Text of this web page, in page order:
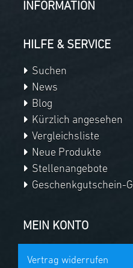
INFORMATION
HILFE & SERVICE
Suchen
News
Blog
Kürzlich angesehen
Vergleichsliste
Neue Produkte
Stellenangebote
Geschenkgutschein-
MEIN KONTO
Vertrag widerrufen